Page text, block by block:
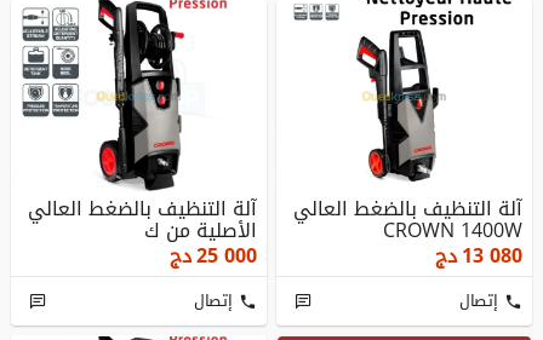
آلة التنظيف بالضغط العالي
CROWN 1400W
13 080دج
إتصال
آلة التنظيف بالضغط العالي
الأصلية من ك
25 000دج
إتصال